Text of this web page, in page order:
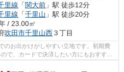
里線 「関大前 」駅 徒歩12分
里線 「千里山 」駅 徒歩20分
/ 23.00㎡
吹田市千里山西３丁目
のお出かけがしやすい立地です。初期費
で、カードで決済したい方にもおすすめ
で徒...